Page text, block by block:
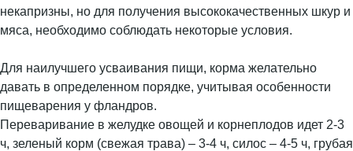
некапризны, но для получения высококачественных шкур и
мяса, необходимо соблюдать некоторые условия.
Для наилучшего усваивания пищи, корма желательно
давать в определенном порядке, учитывая особенности
пищеварения у фландров.
Переваривание в желудке овощей и корнеплодов идет 2-3
ч, зеленый корм (свежая трава) – 3-4 ч, силос – 4-5 ч, грубая